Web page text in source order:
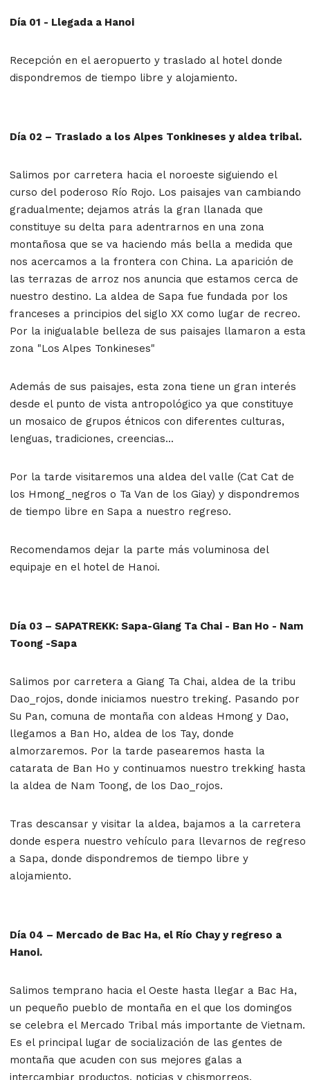
Día 01 - Llegada a Hanoi
Recepción en el aeropuerto y traslado al hotel donde
dispondremos de tiempo libre y alojamiento.
Día 02 – Traslado a los Alpes Tonkineses y aldea tribal.
Salimos por carretera hacia el noroeste siguiendo el
curso del poderoso Río Rojo. Los paisajes van cambiando
gradualmente; dejamos atrás la gran llanada que
constituye su delta para adentrarnos en una zona
montañosa que se va haciendo más bella a medida que
nos acercamos a la frontera con China. La aparición de
las terrazas de arroz nos anuncia que estamos cerca de
nuestro destino. La aldea de Sapa fue fundada por los
franceses a principios del siglo XX como lugar de recreo.
Por la inigualable belleza de sus paisajes llamaron a esta
zona "Los Alpes Tonkineses"
Además de sus paisajes, esta zona tiene un gran interés
desde el punto de vista antropológico ya que constituye
un mosaico de grupos étnicos con diferentes culturas,
lenguas, tradiciones, creencias...
Por la tarde visitaremos una aldea del valle (Cat Cat de
los Hmong_negros o Ta Van de los Giay) y dispondremos
de tiempo libre en Sapa a nuestro regreso.
Recomendamos dejar la parte más voluminosa del
equipaje en el hotel de Hanoi.
Día 03 – SAPATREKK: Sapa-Giang Ta Chai - Ban Ho - Nam
Toong -Sapa
Salimos por carretera a Giang Ta Chai, aldea de la tribu
Dao_rojos, donde iniciamos nuestro treking. Pasando por
Su Pan, comuna de montaña con aldeas Hmong y Dao,
llegamos a Ban Ho, aldea de los Tay, donde
almorzaremos. Por la tarde pasearemos hasta la
catarata de Ban Ho y continuamos nuestro trekking hasta
la aldea de Nam Toong, de los Dao_rojos.
Tras descansar y visitar la aldea, bajamos a la carretera
donde espera nuestro vehículo para llevarnos de regreso
a Sapa, donde dispondremos de tiempo libre y
alojamiento.
Día 04 – Mercado de Bac Ha, el Río Chay y regreso a
Hanoi.
Salimos temprano hacia el Oeste hasta llegar a Bac Ha,
un pequeño pueblo de montaña en el que los domingos
se celebra el Mercado Tribal más importante de Vietnam.
Es el principal lugar de socialización de las gentes de
montaña que acuden con sus mejores galas a
intercambiar productos, noticias y chismorreos.